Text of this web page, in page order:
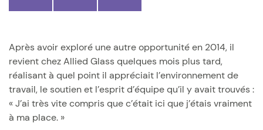
Après avoir exploré une autre opportunité en 2014, il
revient chez Allied Glass quelques mois plus tard,
réalisant à quel point il appréciait l’environnement de
travail, le soutien et l’esprit d’équipe qu’il y avait trouvés :
« J’ai très vite compris que c’était ici que j’étais vraiment
à ma place. »